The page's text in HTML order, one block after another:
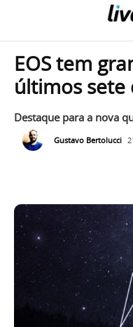
EOS tem
últimos sete
Destaque para a nova
Gustavo Bertolucci